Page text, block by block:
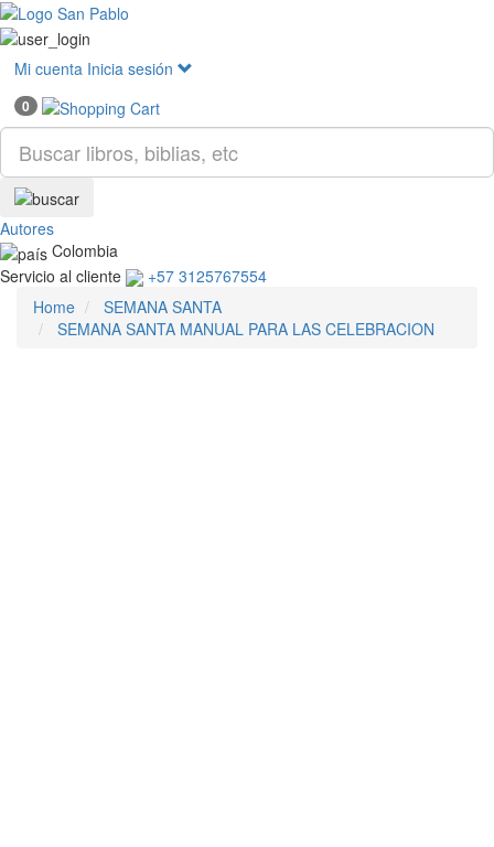
Mi cuenta Inicia sesión
0
Autores
Colombia
Servicio al cliente
+57 3125767554
Home
SEMANA SANTA
SEMANA SANTA MANUAL PARA LAS CELEBRACION